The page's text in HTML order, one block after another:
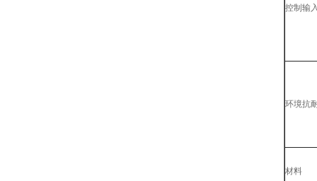
控制输
环境抗
材料